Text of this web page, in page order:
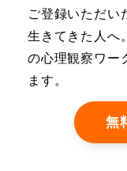
ご登録いただい
生きてきた人へ
の心理観察ワー
ます。
無